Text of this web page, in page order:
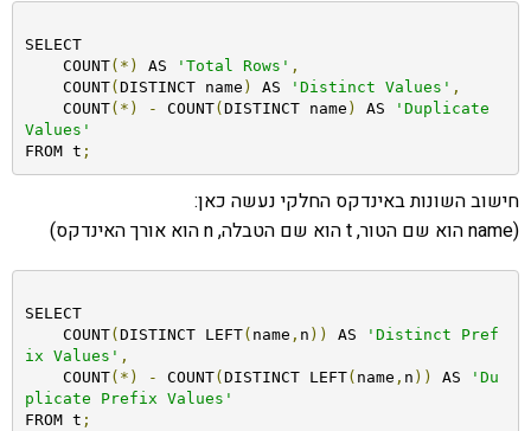
SELECT
    COUNT
(*) AS 'Total Rows' ,
    COUNT
( DISTINCT name ) AS 'Distinct Values' ,
    COUNT
(*) - COUNT( DISTINCT name ) AS
'Duplicate
Values'
FROM t ;
חישוב השונות באינדקס החלקי נעשה כאן:
(name הוא שם הטור, t הוא שם הטבלה, n הוא אורך האינדקס)
SELECT
    COUNT
( DISTINCT LEFT( name , n )) AS
'Distinct Pref
ix Values' ,
    COUNT
(*) - COUNT( DISTINCT LEFT( name , n )) AS
'Du
plicate Prefix Values'
FROM t ;